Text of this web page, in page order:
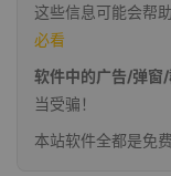
这些信息可能会帮助
必看
软件中的广告/弹窗
当受骗！
本站软件全都是免